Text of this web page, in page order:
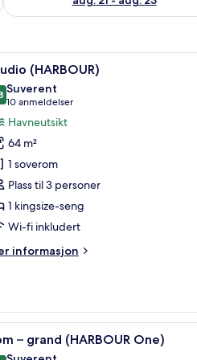
på rommet, skrivebord for bærbar PC og
Studio
7 (HARBOUR)
av 10
Suverent
10 anmeldelser
(10
anmeldelser)
Havneutsikt
64 m²
1 soverom
Plass til 3 personer
1 kingsize-seng
Wi-fi inkludert
informasjon
rommet, skrivebord for bærbar PC og
Rom –
7 – grand (HARBOUR One)